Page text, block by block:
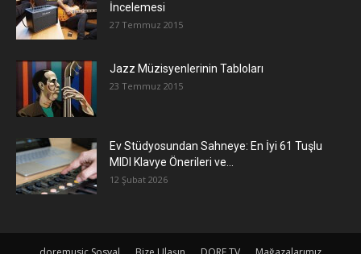
İncelemesi
27 Temmuz 2015
Jazz Müzisyenlerinin Tabloları
23 Temmuz 2015
Ev Stüdyosundan Sahneye: En İyi 61 Tuşlu
MIDI Klavye Önerileri ve...
12 Şubat 2026